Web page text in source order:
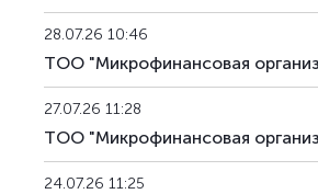
28.07.26 10:46
ТОО "Микрофинансовая
27.07.26 11:28
ТОО "Микрофинансовая
24.07.26 11:25